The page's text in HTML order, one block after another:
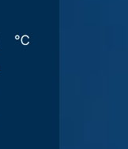
℃